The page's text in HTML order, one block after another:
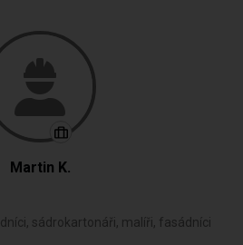
Martin K.
sádrokartonáři, malíři, fasádníci